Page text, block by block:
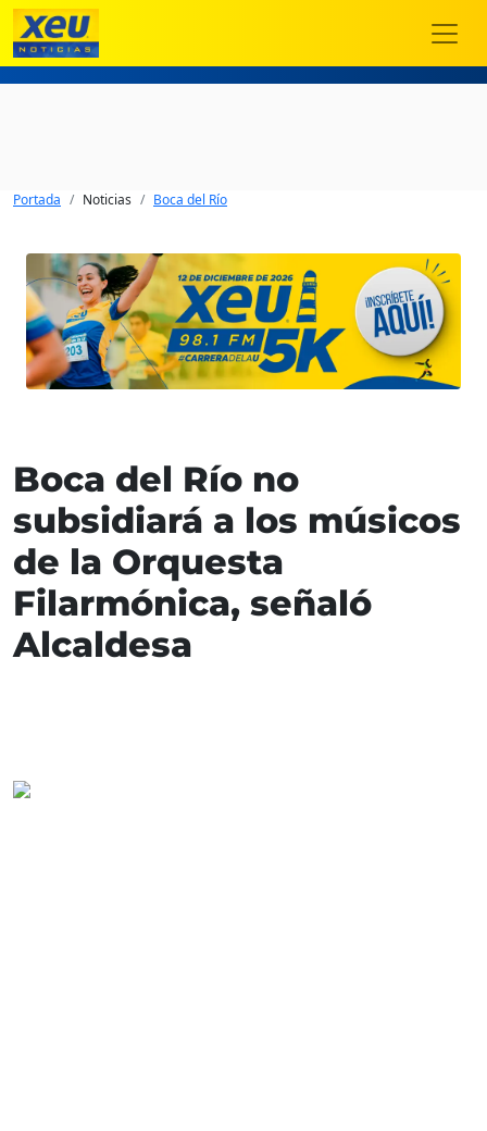
Portada Noticias Boca del Río
Boca del Río no
subsidiará a los músicos
de la Orquesta
Filarmónica, señaló
Alcaldesa